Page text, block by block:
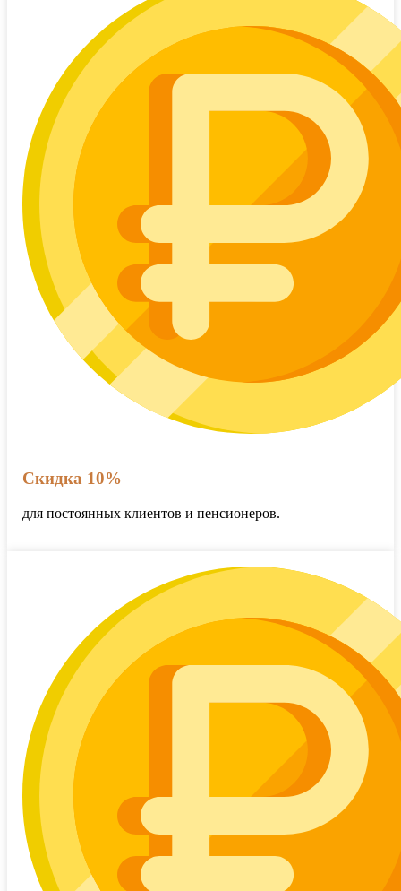
Скидка 10%
для постоянных клиентов и пенсионеров.